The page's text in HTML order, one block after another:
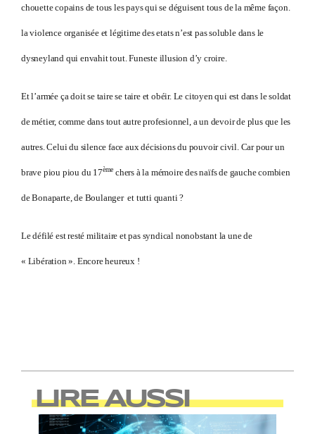
chouette copains de tous les pays qui se déguisent tous de la même façon.
la violence organisée et légitime des etats n’est pas soluble dans le
dysneyland qui envahit tout. Funeste illusion d’y croire.
Et l’armée ça doit se taire se taire et obéir. Le citoyen qui est dans le soldat
de métier, comme dans tout autre profesionnel, a un devoir de plus que les
autres. Celui du silence face aux décisions du pouvoir civil. Car pour un
brave piou piou du 17ème chers à la mémoire des naïfs de gauche combien
de Bonaparte, de Boulanger et tutti quanti ?
Le défilé est resté militaire et pas syndical nonobstant la une de
« Libération ». Encore heureux !
LIRE AUSSI